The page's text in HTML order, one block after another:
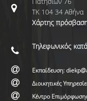
ΤΚ 104 34 Αθήνα
Χάρτης
Τηλεφωνικός
Εκπαίδευση:
Διοικητικές
Κέντρο